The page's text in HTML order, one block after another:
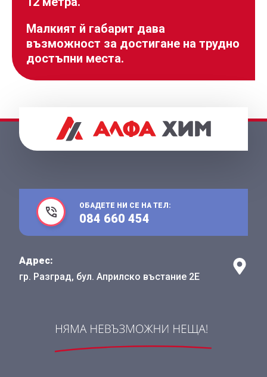
Малкият й габарит дава
възможност за достигане на трудно
достъпни места.
ОБАДЕТЕ НИ СЕ НА ТЕЛ:
084 660 454
Адрес:
гр. Разград, бул. Априлско въстание 2Е